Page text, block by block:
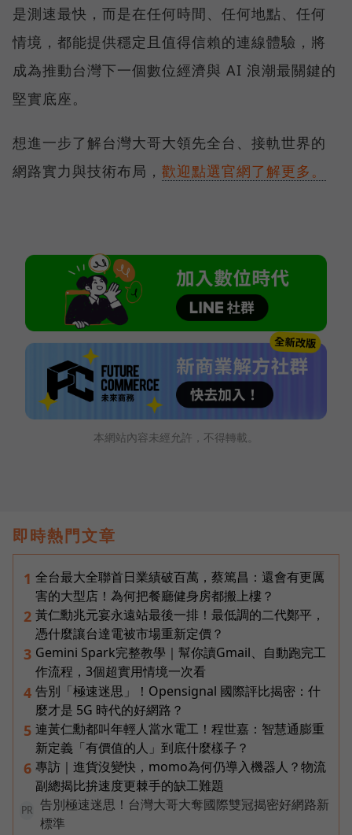
是測速最快，而是在任何時間、任何地點、任何
情境，都能提供穩定且值得信賴的連線體驗，將
成為推動台灣下一個數位經濟與 AI 浪潮最關鍵的
堅實底座。
想進一步了解台灣大哥大領先全台、接軌世界的
網路實力與技術布局， 歡迎點選官網了解更多。
本網站內容未經允許，不得轉載。
即時熱門文章
1 全台最大全聯首日業績破百萬，蔡篤昌：還會有更厲
害的大型店！為何把餐廳健身房都搬上樓？
2 黃仁勳兆元宴永遠站最後一排！最低調的二代鄭平，
憑什麼讓台達電被市場重新定價？
3 Gemini Spark完整教學｜幫你讀Gmail、自動跑完工
作流程，3個超實用情境一次看
4 告別「極速迷思」！Opensignal 國際評比揭密：什
麼才是 5G 時代的好網路？
5 連黃仁勳都叫年輕人當水電工！程世嘉：智慧通膨重
新定義「有價值的人」到底什麼樣子？
6 專訪｜進貨沒變快，momo為何仍導入機器人？物流
副總揭比拚速度更棘手的缺工難題
PR
告別極速迷思！台灣大哥大奪國際雙冠揭密好網路新
標準